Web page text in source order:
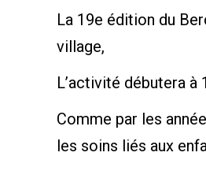
La 19e édition du
village,
L’activité débutera à
Comme par les
les soins liés aux